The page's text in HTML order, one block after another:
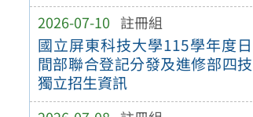
2026-07-10 註冊組
國立屏東科技大學115學年度日
間部聯合登記分發及進修部四技
獨立招生資訊